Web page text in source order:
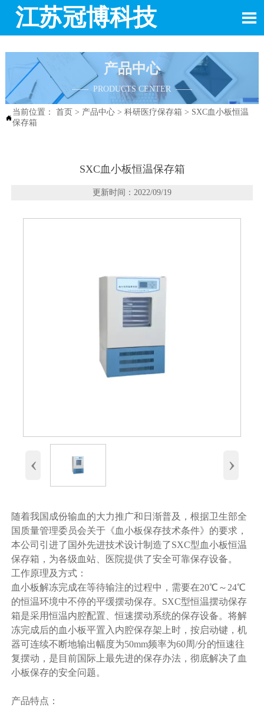
江苏冠博科技 
产品中心
—— PRODUCTS CENTER ——

当前位置： 首页 > 产品中心> 科研医疗保存箱 > SXC血小板恒温
保存箱
SXC血小板恒温保存箱
更新时间：2022/09/19
‹ ›
随着我国成份输血的大力推广和日渐普及，根据卫生部全
国质量管理委员会关于《血小板保存技术条件》的要求，
本公司引进了国外先进技术设计制造了SXC型血小板恒温
保存箱，为各级血站、医院提供了安全可靠保存设备。
工作原理及方式：
血小板解冻完成在等待输注的过程中，需要在20℃～24℃
的恒温环境中不停的平缓摆动保存。SXC型恒温摆动保存
箱是采用恒温内腔配置、恒速摆动系统的保存设备。将解
冻完成后的血小板平置入内腔保存架上时，按启动键，机
器可连续不断地输出幅度为50mm频率为60周/分的恒速往
复摆动，是目前国际上最先进的保存办法，彻底解决了血
小板保存的安全问题。
产品特点：